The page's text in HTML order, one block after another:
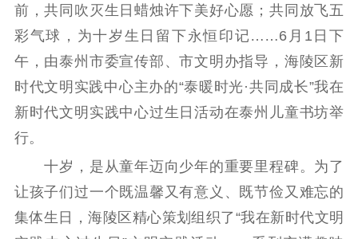
理论武装
哲学社科
社科强省 工作通知
成果集萃
新闻宣传
主题宣传 对外宣传
新闻发布
前，共同吹灭生日蜡烛许下美好心愿；共同放飞五
彩气球，为十岁生日留下永恒印记……6月1日下
午，由泰州市委宣传部、市文明办指导，海陵区新
时代文明实践中心主办的“泰暖时光·共同成长”我在
新时代文明实践中心过生日活动在泰州儿童书坊举
行。
十岁，是从童年迈向少年的重要里程碑。为了
让孩子们过一个既温馨又有意义、既节俭又难忘的
集体生日，海陵区精心策划组织了“我在新时代文明